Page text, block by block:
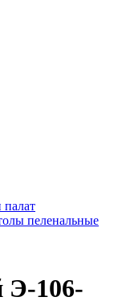
палат
пеленальные
Э-106-